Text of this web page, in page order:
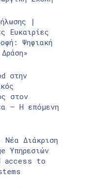
|
Ευκαιρίες
Ψηφιακή
στην
στον
– Η επόμενη
Διάκριση
Υπηρεσιών
access to